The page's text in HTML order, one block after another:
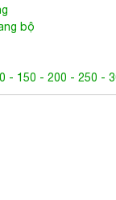
bộ
- 150 - 200 - 250 -